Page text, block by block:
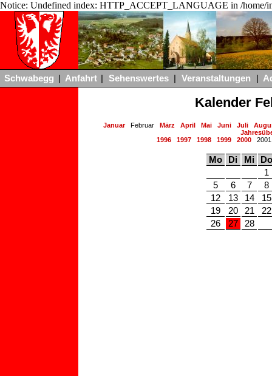
Notice: Undefined index: HTTP_ACCEPT_LANGUAGE in /home/
Schwabegg Anfahrt Sehenswertes Veranstaltungen
Kalender
JanuarFebruar März April Mai Juni Juli
1996
1997 1998 1999 2000
Mo Di Mi
Do
1
5
6 7
8
12
13 14
15
19
20 21
22
26
27 28